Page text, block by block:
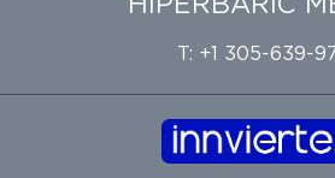
T: +1 305-639-